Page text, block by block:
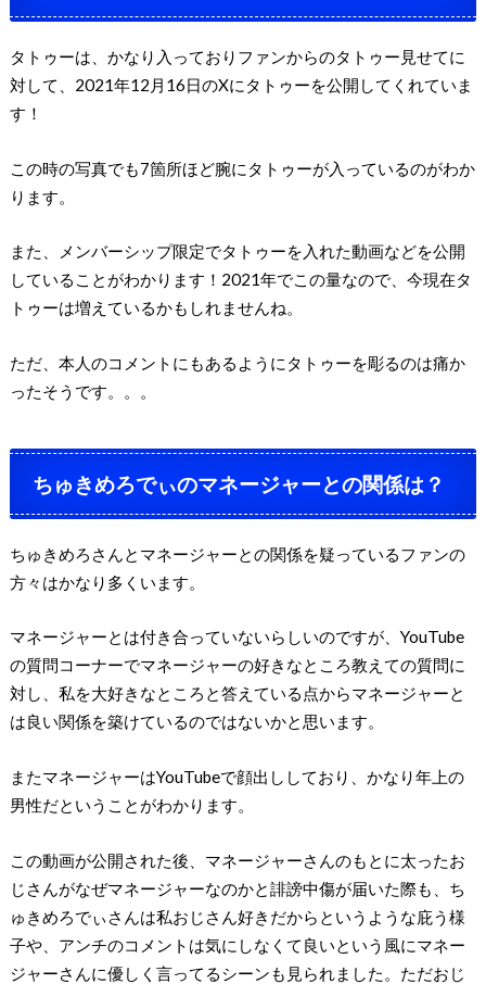
タトゥーは、かなり入っておりファンからのタトゥー見せてに
対して、2021年12月16日のXにタトゥーを公開してくれていま
す！
この時の写真でも7箇所ほど腕にタトゥーが入っているのがわか
ります。
また、メンバーシップ限定でタトゥーを入れた動画などを公開
していることがわかります！2021年でこの量なので、今現在タ
トゥーは増えているかもしれませんね。
ただ、本人のコメントにもあるようにタトゥーを彫るのは痛か
ったそうです。。。
ちゅきめろでぃのマネージャーとの関係は？
ちゅきめろさんとマネージャーとの関係を疑っているファンの
方々はかなり多くいます。
マネージャーとは付き合っていないらしいのですが、YouTube
の質問コーナーでマネージャーの好きなところ教えての質問に
対し、私を大好きなところと答えている点からマネージャーと
は良い関係を築けているのではないかと思います。
またマネージャーはYouTubeで顔出ししており、かなり年上の
男性だということがわかります。
この動画が公開された後、マネージャーさんのもとに太ったお
じさんがなぜマネージャーなのかと誹謗中傷が届いた際も、ち
ゅきめろでぃさんは私おじさん好きだからというような庇う様
子や、アンチのコメントは気にしなくて良いという風にマネー
ジャーさんに優しく言ってるシーンも見られました。ただおじ